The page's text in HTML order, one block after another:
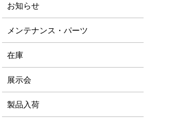
お知らせ
メンテナンス・パーツ
在庫
展示会
製品入荷